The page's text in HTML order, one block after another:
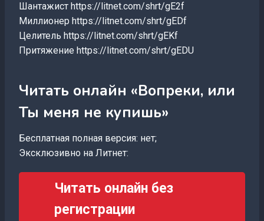
Шантажист https://litnet.com/shrt/gE2f
Миллионер https://litnet.com/shrt/gEDf
Целитель https://litnet.com/shrt/gEKf
Притяжение https://litnet.com/shrt/gEDU
Читать онлайн «Вопреки, или
Ты меня не купишь»
Бесплатная полная версия: нет;
Эксклюзивно на Литнет:
Читать онлайн без
регистрации